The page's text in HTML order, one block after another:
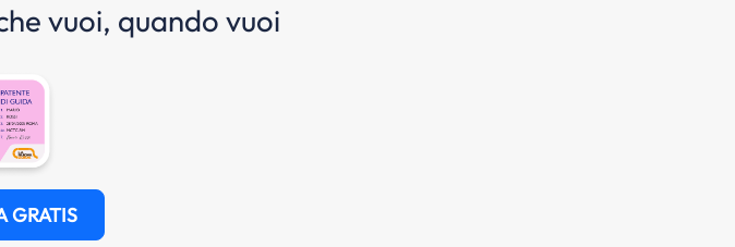
vuoi, quando vuoi
GRATIS